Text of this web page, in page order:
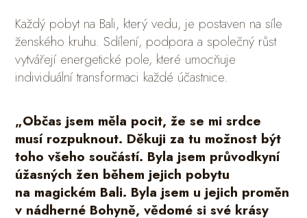
Každý pobyt na Bali, který vedu, je postaven na síle
ženského kruhu. Sdílení, podpora a společný růst
vytvářejí energetické pole, které umocňuje
individuální transformaci každé účastnice.
„Občas jsem měla pocit, že se mi srdce
musí rozpuknout. Děkuji za tu možnost být
toho všeho součástí. Byla jsem průvodkyní
úžasných žen během jejich pobytu
na magickém Bali. Byla jsem u jejich proměn
v nádherné Bohyně, vědomé si své krásy